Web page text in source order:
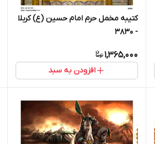
کتیبه مخمل حرم امام حسین (ع) کربلا
- 3830
1,365,000
افزودن به سبد